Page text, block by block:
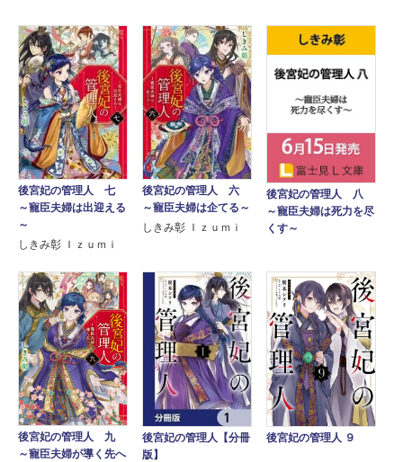
後宮妃の管理人 七
～寵臣夫婦は出迎える
～
しきみ彰 Ｉｚｕｍｉ
後宮妃の管理人 六
～寵臣夫婦は企てる～
しきみ彰 Ｉｚｕｍｉ
後宮妃の管理人 八
～寵臣夫婦は死力を尽
くす～
後宮妃の管理人 九
～寵臣夫婦が導く先へ
後宮妃の管理人【分冊
版】
後宮妃の管理人 ９